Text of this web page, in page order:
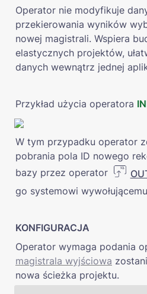
Operator nie modyfikuje
przekierowania wyników
nowej magistrali. Wspiera
elastycznych projektów,
danych wewnątrz jednej
Przykład użycia operatora
W tym przypadku operator
pobrania pola ID nowego
bazy przez operator
go systemowi
KONFIGURACJA
magistrala wyjściowa
nowa ścieżka projektu.